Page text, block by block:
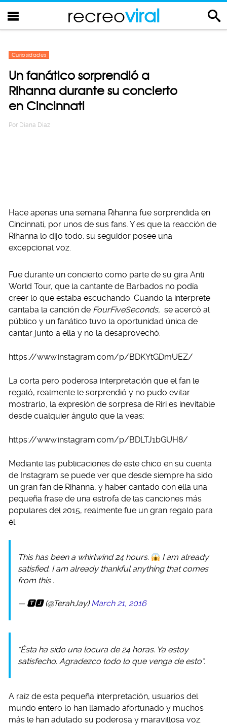
recreoviral
Curiosidades
Un fanático sorprendió a
Rihanna durante su concierto
en Cincinnati
Por Diana Diaz
Hace apenas una semana Rihanna fue sorprendida en
Cincinnati, por unos de sus fans. Y es que la reacción de
Rihanna lo dijo todo: su seguidor posee una
excepcional voz.
Fue durante un concierto como parte de su gira Anti
World Tour, que la cantante de Barbados no podía
creer lo que estaba escuchando. Cuando la interprete
cantaba la canción de FourFiveSeconds, se acercó al
público y un fanático tuvo la oportunidad única de
cantar junto a ella y no la desaprovechó.
https://www.instagram.com/p/BDKYtGDmUEZ/
La corta pero poderosa interpretación que el fan le
regaló, realmente le sorprendió y no pudo evitar
mostrarlo, la expresión de sorpresa de Riri es inevitable
desde cualquier ángulo que la veas:
https://www.instagram.com/p/BDLTJ1bGUH8/
Mediante las publicaciones de este chico en su cuenta
de Instagram se puede ver que desde siempre ha sido
un gran fan de Rihanna, y haber cantado con ella una
pequeña frase de una estrofa de las canciones más
populares del 2015, realmente fue un gran regalo para
él.
This has been a whirlwind 24 hours.
I am already
satisfied. I am already thankful anything that comes
from this .
— 🆃🅹 (@TerahJay)March 21, 2016
“Ésta ha sido una locura de 24 horas. Ya estoy
satisfecho. Agradezco todo lo que venga de esto”.
A raíz de esta pequeña interpretación, usuarios del
mundo entero lo han llamado afortunado y muchos
más le han adulado su poderosa y maravillosa voz.